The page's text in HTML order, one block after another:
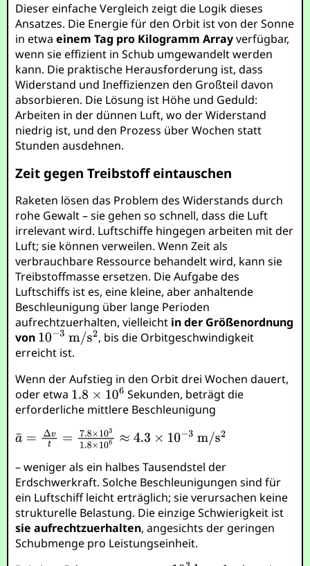
Dieser einfache Vergleich zeigt die Logik dieses
Ansatzes. Die Energie für den Orbit ist von der Sonne
in etwaeinem Tag pro Kilogramm Arrayverfügbar,
wenn sie effizient in Schub umgewandelt werden
kann. Die praktische Herausforderung ist, dass
Widerstand und Ineffizienzen den Großteil davon
absorbieren. Die Lösung ist Höhe und Geduld:
Arbeiten in der dünnen Luft, wo der Widerstand
niedrig ist, und den Prozess über Wochen statt
Stunden ausdehnen.
Zeit gegen Treibstoff eintauschen
Raketen lösen das Problem des Widerstands durch
rohe Gewalt – sie gehen so schnell, dass die Luft
irrelevant wird. Luftschiffe hingegen arbeiten mit der
Luft; sie können verweilen. Wenn Zeit als
verbrauchbare Ressource behandelt wird, kann sie
Treibstoffmasse ersetzen. Die Aufgabe des
Luftschiffs ist es, eine kleine, aber anhaltende
Beschleunigung über lange Perioden
aufrechtzuerhalten, vielleicht in der Größenordnung
von
, bis die Orbitgeschwindigkeit
erreicht ist.
Wenn der Aufstieg in den Orbit drei Wochen dauert,
oder etwa
Sekunden, beträgt die
erforderliche mittlere Beschleunigung
– weniger als ein halbes Tausendstel der
Erdschwerkraft. Solche Beschleunigungen sind für
ein Luftschiff leicht erträglich; sie verursachen keine
strukturelle Belastung. Die einzige Schwierigkeit ist
sie aufrechtzuerhalten, angesichts der geringen
Schubmenge pro Leistungseinheit.